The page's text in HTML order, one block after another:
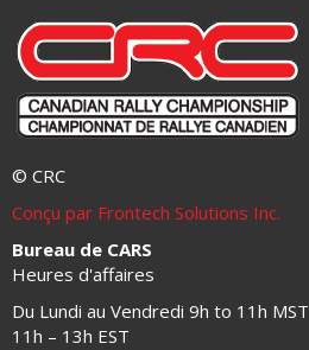
© CRC
Conçu par Frontech Solutions Inc.
Bureau de CARS
Heures d'affaires
Du Lundi au Vendredi 9h to 11h MST
11h – 13h EST